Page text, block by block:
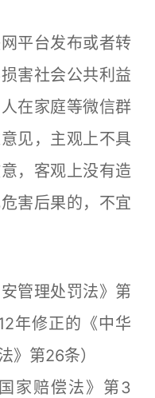
平台发布或者转
害社会公共利益
在家庭等微信群
见，主观上不具
，客观上没有造
害后果的，不宜
管理处罚法》第
年修正的《中华
》第26条）
赔偿法》第3